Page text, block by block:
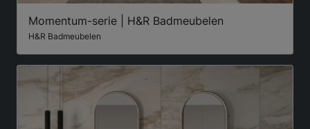
Momentum-serie | H&R Badmeubelen
H&R Badmeubelen